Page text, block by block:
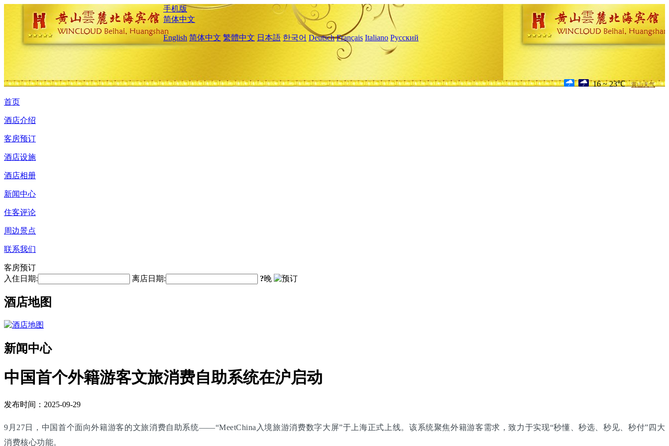
手机版
简体中文
English 简体中文 繁體中文 日本語 한국어 Deutsch Français Italiano Русский
16 ~ 23℃ 黄山天气
首页
酒店介绍
客房预订
酒店设施
酒店相册
新闻中心
住客评论
周边景点
联系我们
客房预订
入住日期:
离店日期: ?晚
酒店地图
新闻中心
中国首个外籍游客文旅消费自助系统在沪启动
发布时间：2025-09-29
9月27日，中国首个面向外籍游客的文旅消费自助系统——“MeetChina入境旅游消费数字大屏”于上海正式上线。该系统聚焦外籍游客需求，致力于实现“秒懂、秒选、秒见、秒付”四大
消费核心功能。